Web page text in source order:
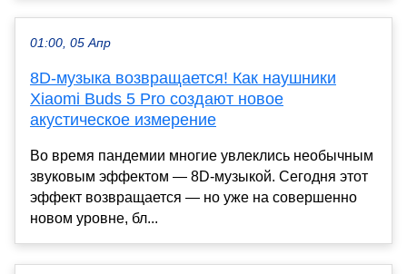
01:00, 05 Апр
8D-музыка возвращается! Как наушники
Xiaomi Buds 5 Pro создают новое
акустическое измерение
Во время пандемии многие увлеклись необычным
звуковым эффектом — 8D-музыкой. Сегодня этот
эффект возвращается — но уже на совершенно
новом уровне, бл...